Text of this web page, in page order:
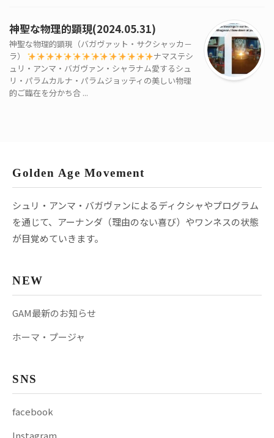
神聖な物理的顕現(2024.05.31)
神聖な物理的顕現（バガヴァット・サクシャッカ－
ラ）
ナマステシ
ュリ・アンマ・バガヴァン・シャラナム愛するシュ
リ・パラムカルナ・パラムジョッティの美しい物理
的ご臨在を分かち合 ...
Golden Age Movement
シュリ・アンマ・バガヴァンによるディクシャやプログラム
を通じて、アーナンダ（理由のない喜び）やワンネスの状態
が目覚めていきます。
NEW
GAM最新のお知らせ
ホーマ・プージャ
SNS
facebook